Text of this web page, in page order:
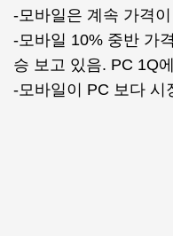
-모바일은 계속 가격
-모바일 10% 중반 가
승 보고 있음. PC 1Q
-모바일이 PC 보다 시